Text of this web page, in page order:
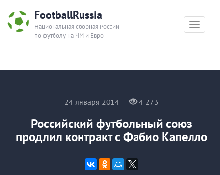
Toggle
FootballRussia
Национальная сборная России
по футболу на ЧМ и Евро
24 января 2014 4 273
Российский футбольный союз
продлил контракт с Фабио Капелло